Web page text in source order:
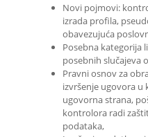
Novi pojmovi:
izrada profila,
obavezujuća
Posebna kategorija
posebnih slučajeva
Pravni osnov za
izvršenje ugovora u
ugovorna strana,
kontrolora radi
podataka,